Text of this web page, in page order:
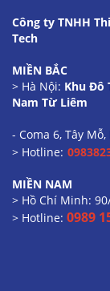
Công ty TNHH
Tech
MIỀN BẮC
> Hà Nội: Khu Đô
Nam Từ Liêm
- Coma 6, Tây
> Hotline:
MIỀN NAM
> Hồ Chí Minh:
> Hotline: 0989